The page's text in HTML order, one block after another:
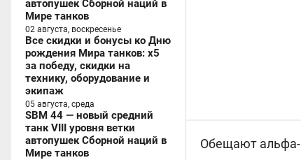
автопушек Сборной наций в
Мире танков
02 августа, воскресенье
Все скидки и бонусы ко Дню
рождения Мира танков: x5
за победу, скидки на
технику, оборудование и
экипаж
05 августа, среда
SBM 44 — новый средний
танк VIII уровня ветки
автопушек Сборной наций в
Мире танков
Обещают альфа-